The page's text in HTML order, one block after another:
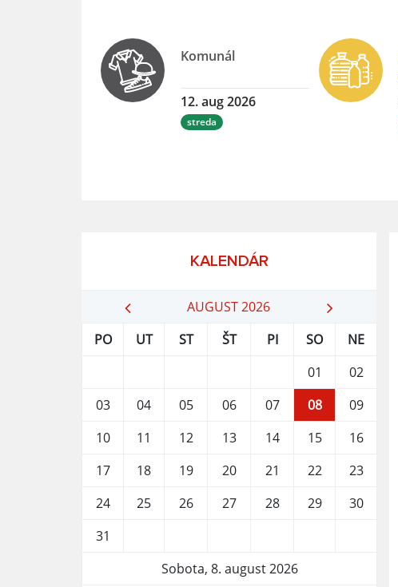
Komunál
12. aug 2026
streda
KALENDÁR
AUGUST 2026
PO
UT ST ŠT PI SO
NE
01
02
03
04 05 06 07 08
09
10
11 12 13 14 15
16
17
18 19 20 21 22
23
24
25 26 27 28 29
30
31
Sobota, 8. august 2026